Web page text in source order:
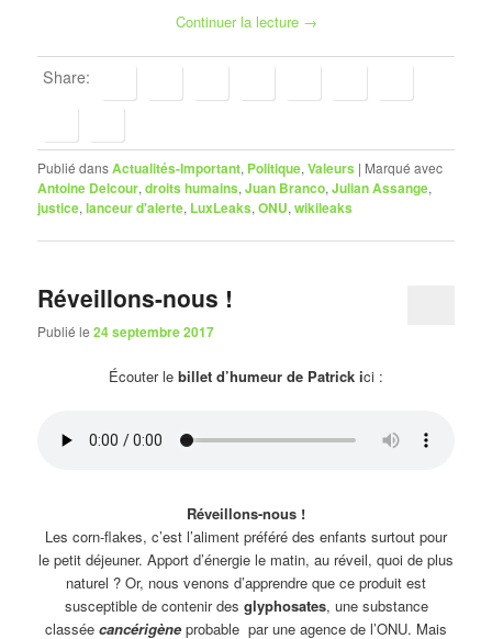
Continuer la lecture →
Share:
Publié dansActualités-Important, Politique,Valeurs | Marqué avec
Antoine Delcour,droits humains,Juan Branco,Julian Assange,
justice,lanceur d'alerte, LuxLeaks,ONU,wikileaks
Réveillons-nous !
Publié le24 septembre 2017
Écouter le billet d’humeur de Patrick ici :
Réveillons-nous !
Les corn-flakes, c’est l’aliment préféré des enfants surtout pour
le petit déjeuner. Apport d’énergie le matin, au réveil, quoi de plus
naturel ? Or, nous venons d’apprendre que ce produit est
susceptible de contenir des glyphosates, une substance
classée cancérigène probable par une agence de l’ONU. Mais